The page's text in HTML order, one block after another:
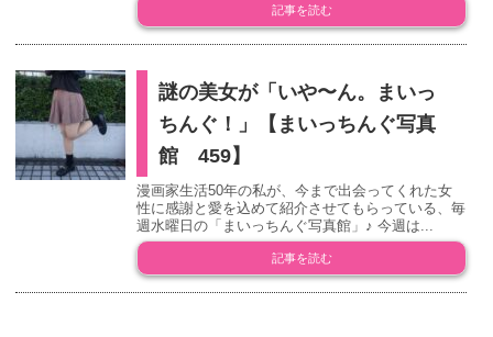
記事を読む
謎の美女が「いや〜ん。まいっ
ちんぐ！」【まいっちんぐ写真
館 459】
漫画家生活50年の私が、今まで出会ってくれた女
性に感謝と愛を込めて紹介させてもらっている、毎
週水曜日の「まいっちんぐ写真館」♪ 今週は...
記事を読む